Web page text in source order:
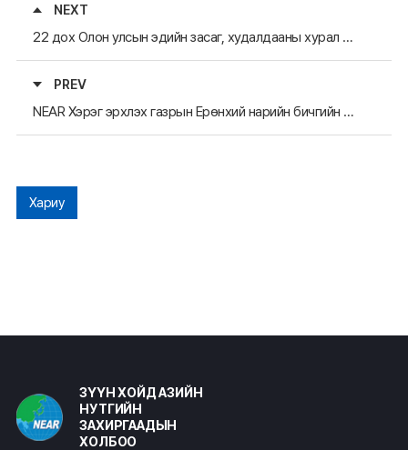
NEXT
22 дох Олон улсын эдийн засаг, худалдааны хурал БНХАУ-ын Хэйлонжун мужийн Харбин хотноо болох гэж байна.
PREV
NEAR Хэрэг эрхлэх газрын Ерөнхий нарийн бичгийн дарга Ким Жэ Хю
Хариу
ЗҮҮН ХОЙД АЗИЙН
НУТГИЙН
ЗАХИРГААДЫН
ХОЛБОО